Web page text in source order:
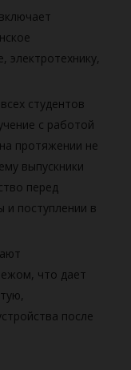
электротехнику,
студентов
с работой
протяжении не
выпускники
перед
и поступлении в
что дает
после